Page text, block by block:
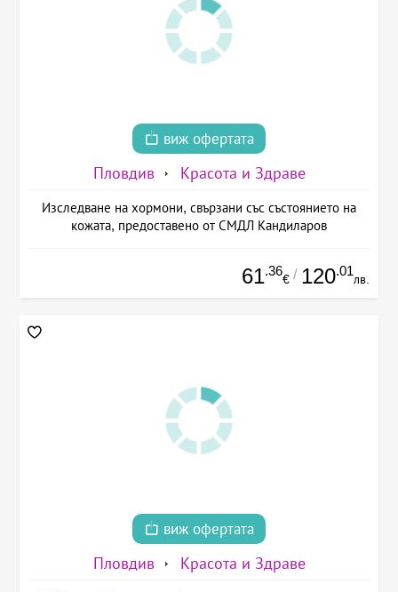
виж офертата
Пловдив Красота и Здраве
Изследване на хормони, свързани със състоянието на
кожата, предоставено от СМДЛ Кандиларов
61.36
€ / 120.01
лв.
виж офертата
Пловдив Красота и Здраве